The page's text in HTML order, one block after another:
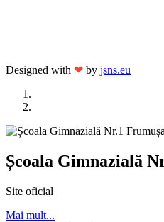
Designed with ❤ by jsns.eu
Școala Gimnazială
Site oficial
Mai mult...